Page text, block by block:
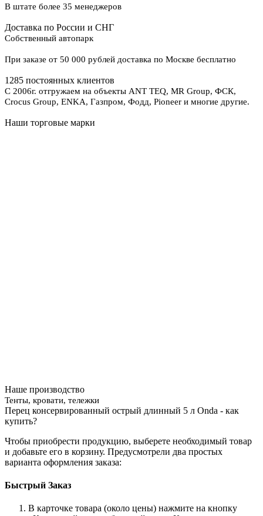
В штате более 35 менеджеров
Доставка по России и СНГ
Собственный автопарк
При заказе от 50 000 рублей доставка по Москве бесплатно
1285 постоянных клиентов
С 2006г. отгружаем на объекты ANT TEQ, MR Group, ФСК,
Crocus Group, ENKA, Газпром, Фодд, Pioneer и многие другие.
Наши торговые марки
Наше производство
Тенты, кровати, тележки
Перец консервированный острый длинный 5 л Onda - как
купить?
Чтобы приобрести продукцию, выберете необходимый товар
и добавьте его в корзину. Предусмотрели два простых
варианта оформления заказа:
Быстрый Заказ
В карточке товара (около цены) нажмите на кнопку